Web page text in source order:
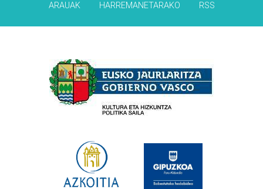
ARAUAK HARREMANETARAKO RSS